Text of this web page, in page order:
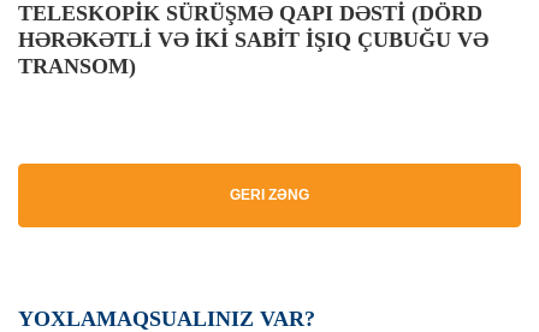
TELESKOPIK SÜRÜŞMƏ QAPI DƏSTI (DÖRD
HƏRƏKƏTLI VƏ IKI SABIT IŞIQ ÇUBUĞU VƏ
TRANSOM)
GERI ZƏNG
YOXLAMAQSUALINIZ VAR?